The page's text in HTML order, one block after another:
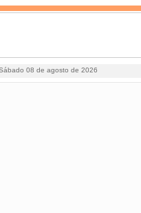
08 de agosto de 2026